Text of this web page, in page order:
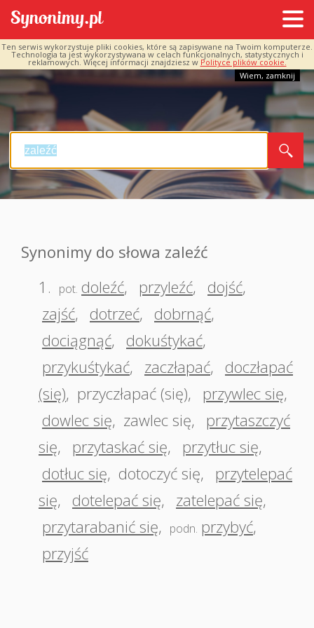
Ten serwis wykorzystuje pliki cookies, które są zapisywane na Twoim komputerze.
Technologia ta jest wykorzystywana w celach funkcjonalnych, statystycznych i
reklamowych. Więcej informacji znajdziesz w Polityce plików cookie.
Wiem, zamknij
Synonimy do słowa zaleźć
1.
pot. doleźć, przyleźć, dojść,
zajść, dotrzeć, dobrnąć,
dociągnąć, dokuśtykać,
przykuśtykać, zaczłapać,
doczłapać
(się), przyczłapać (się), przywlec się,
dowlec się, zawlec się,
przytaszczyć
się, przytaskać się, przytłuc się,
dotłuc się, dotoczyć się,
przytelepać
się, dotelepać się, zatelepać się,
przytarabanić się, podn. przybyć,
przyjść